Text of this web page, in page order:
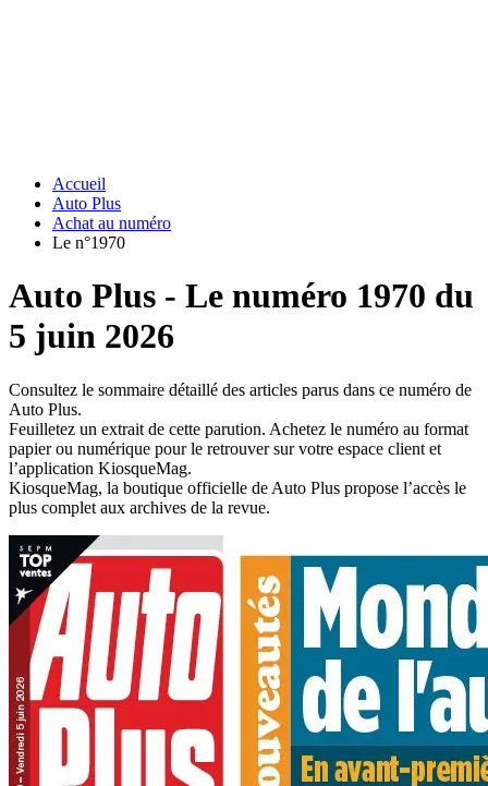
Accueil
Auto Plus
Achat au numéro
Le n°1970
Auto Plus - Le numéro 1970 du
5 juin 2026
Consultez le sommaire détaillé des articles parus dans ce numéro de
Auto Plus.
Feuilletez un extrait de cette parution. Achetez le numéro au format
papier ou numérique pour le retrouver sur votre espace client et
l’application KiosqueMag.
KiosqueMag, la boutique officielle de Auto Plus propose l’accès le
plus complet aux archives de la revue.